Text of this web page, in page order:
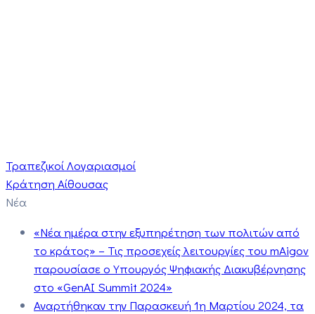
Τραπεζικοί Λογαριασμοί
Κράτηση Αίθουσας
Νέα
«Νέα ημέρα στην εξυπηρέτηση των πολιτών από
το κράτος» – Τις προσεχείς λειτουργίες του mAigov
παρουσίασε ο Υπουργός Ψηφιακής Διακυβέρνησης
στο «GenAI Summit 2024»
Αναρτήθηκαν την Παρασκευή 1η Μαρτίου 2024, τα